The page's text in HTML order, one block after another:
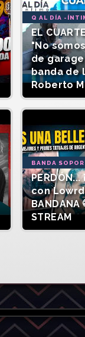
Q AL DÍA -
EL
"No
de
banda de
Roberto
BANDA
PERDÓN...
con
BANDANA
STREAM